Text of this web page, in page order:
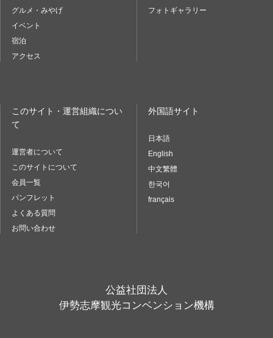
グルメ・みやげ
イベント
宿泊
アクセス
フォトギャラリー
このサイト・運営組織につい
て
運営者について
このサイトについて
会員一覧
パンフレット
よくある質問
お問い合わせ
外国語サイト
日本語
English
中文繁體
한국어
français
公益社団法人
伊勢志摩観光コンベンション機構